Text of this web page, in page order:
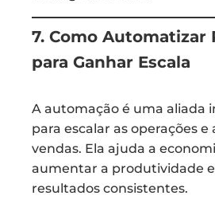
7. Como Automatizar
para Ganhar Escala
A automação é uma aliada
para escalar as operações
vendas. Ela ajuda a
aumentar a produtividade
resultados consistentes.